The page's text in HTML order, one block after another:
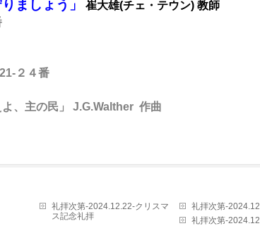
りましょう」
崔大雄(チェ・テウン) 教師
２４番
主の民」 J.G.Walther 作曲
礼拝次第-2024.12.22-クリスマ
ス記念礼拝
礼拝次第-
礼拝次第-